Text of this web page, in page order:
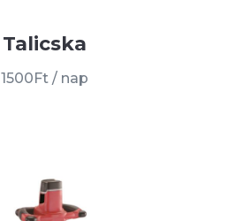
Talicska
1500Ft / nap